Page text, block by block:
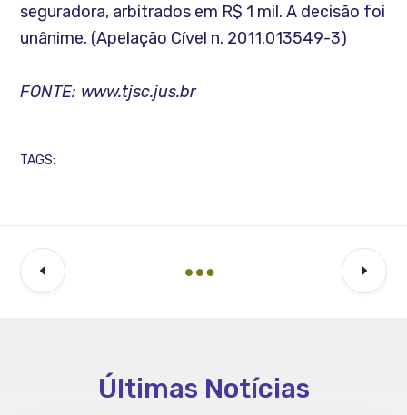
seguradora, arbitrados em R$ 1 mil. A decisão foi
unânime. (Apelação Cível n. 2011.013549-3)
FONTE: www.tjsc.jus.br
TAGS:
Últimas Notícias